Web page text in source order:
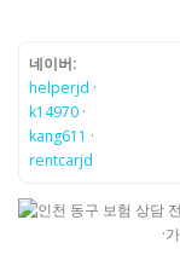
네이버:
helperjd ·
k14970 ·
kang611 ·
rentcarjd